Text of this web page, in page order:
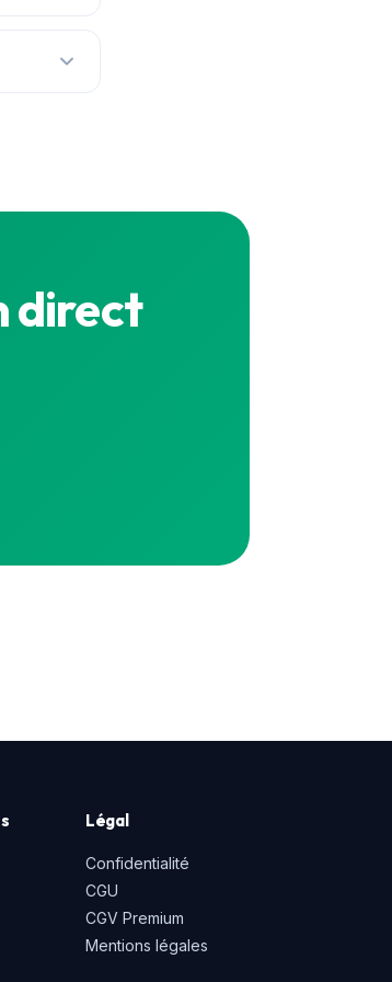
direct
Légal
Confidentialité
CGU
CGV Premium
Mentions légales